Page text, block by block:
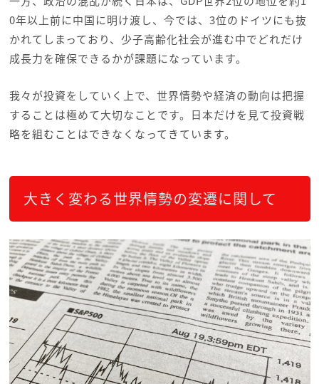
0年以上前に中国に明け渡し、今では、3位のドイツにも抜
かれてしまっており、少子高齢化社会が進む中でどれだけ
成長力を確保できるかが課題になっています。
我々が投資をしていく上で、世界情勢や経済の動向は把握
することは極めて大切なことです。日本だけを見て投資戦
略を組むことはできなくなってきています。
大きく変わる世界情勢の変遷に関して